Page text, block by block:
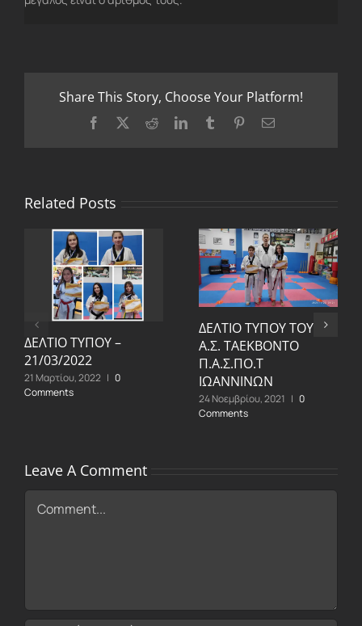
Share This Story, Choose Your Platform!
Facebook RedditLinkedInTumblr PinterestEmail
Related Posts
ΔΕΛΤΙΟ ΤΥΠΟΥ –
21/03/2022
21 Μαρτίου, 2022 | 0
Comments
ΔΕΛΤΙΟ ΤΥΠΟΥ ΤΟΥ
Α.Σ. ΤΑΕΚΒΟΝΤΟ
Π.Α.Σ.ΠΟ.Τ
ΙΩΑΝΝΙΝΩΝ
24 Νοεμβρίου, 2021 | 0
Comments
Leave A Comment